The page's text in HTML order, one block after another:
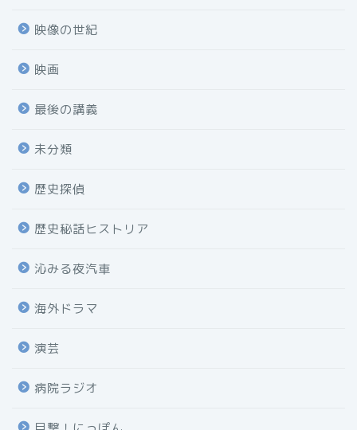
映像の世紀
映画
最後の講義
未分類
歴史探偵
歴史秘話ヒストリア
沁みる夜汽車
海外ドラマ
演芸
病院ラジオ